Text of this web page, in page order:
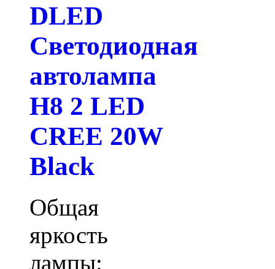
DLED
Светодиодная
автолампа
H8 2 LED
CREE 20W
Black
Общая
яркость
лампы: